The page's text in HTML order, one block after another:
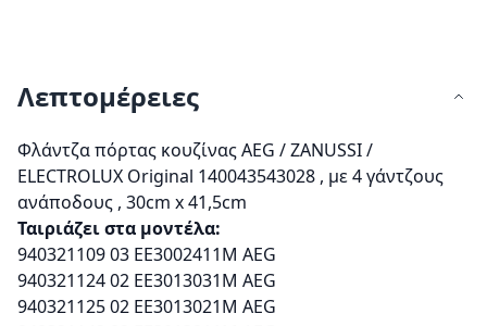
Λεπτομέρειες
Φλάντζα πόρτας κουζίνας AEG / ZANUSSI /
ELECTROLUX Original 140043543028 , με 4 γάντζους
ανάποδους , 30cm x 41,5cm
Ταιριάζει στα μοντέλα:
940321109 03 EE3002411M AEG
940321124 02 EE3013031M AEG
940321125 02 EE3013021M AEG